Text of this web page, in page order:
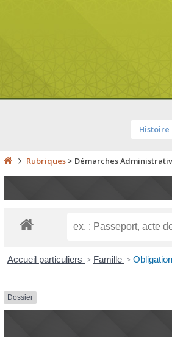
Rubriques> Démarches
Accueil particuliers > Famille >
Dossier